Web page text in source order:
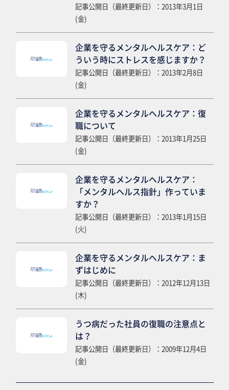
記事公開日（最終更新日）：2013年3月1日
(金)
企業を守るメンタルヘルスケア：ど
ういう時にストレスを感じますか？
記事公開日（最終更新日）：2013年2月8日
(金)
企業を守るメンタルヘルスケア：復
職について
記事公開日（最終更新日）：2013年1月25日
(金)
企業を守るメンタルヘルスケア：
「メンタルヘルス指針」作っていま
すか？
記事公開日（最終更新日）：2013年1月15日
(火)
企業を守るメンタルヘルスケア：ま
ずはじめに
記事公開日（最終更新日）：2012年12月13日
(木)
うつ病だった社員の復職の注意点と
は？
記事公開日（最終更新日）：2009年12月4日
(金)